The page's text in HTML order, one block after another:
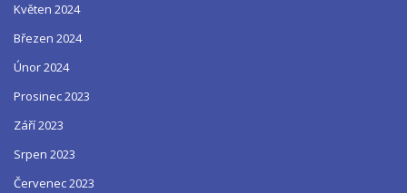
Květen 2024
Březen 2024
Únor 2024
Prosinec 2023
Září 2023
Srpen 2023
Červenec 2023